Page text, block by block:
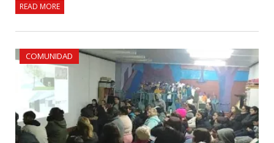
READ MORE
COMUNIDAD